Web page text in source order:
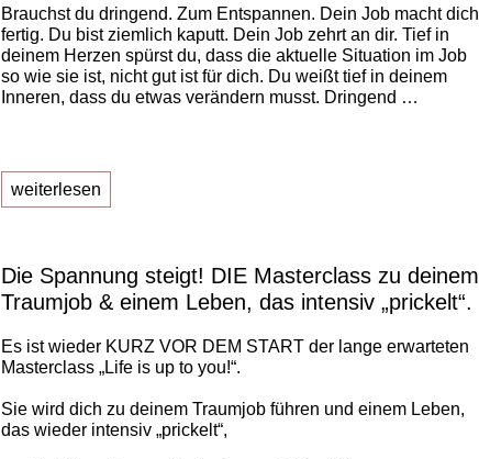
Brauchst du dringend. Zum Entspannen. Dein Job macht dich
fertig. Du bist ziemlich kaputt. Dein Job zehrt an dir. Tief in
deinem Herzen spürst du, dass die aktuelle Situation im Job
so wie sie ist, nicht gut ist für dich. Du weißt tief in deinem
Inneren, dass du etwas verändern musst. Dringend …
weiterlesen
Die Spannung steigt! DIE Masterclass zu deinem
Traumjob & einem Leben, das intensiv „prickelt“.
Es ist wieder KURZ VOR DEM START der lange erwarteten
Masterclass „Life is up to you!“.
Sie wird dich zu deinem Traumjob führen und einem Leben,
das wieder intensiv „prickelt“,